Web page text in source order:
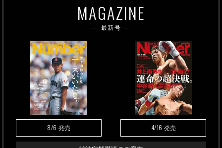
MAGAZINE
最新号
8/6 発売 4/16 発売